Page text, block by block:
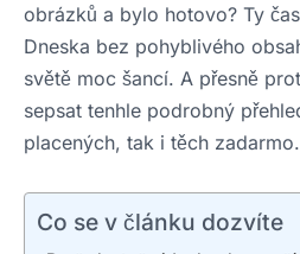
obrázků a bylo hotovo? Ty
Dneska bez pohyblivého
světě moc šancí. A přesně
sepsat tenhle podrobný
placených, tak i těch zadarmo.
Co se v článku dozvíte